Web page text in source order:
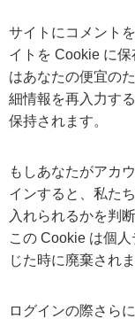
サイトにコメント
イトを Cookie に
はあなたの便宜の
細情報を再入力す
保持されます。
もしあなたがアカ
インすると、私た
入れられるかを判
この Cookie は個
じた時に廃棄されま
ログインの際さら